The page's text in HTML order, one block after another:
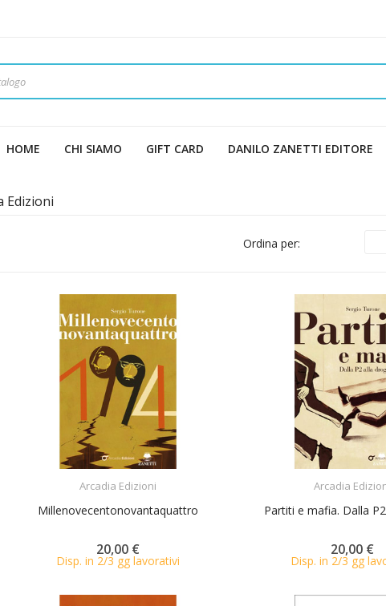
HOME CHI SIAMO GIFT CARD DANILO ZANETTI EDITORE
Edizioni
Ordina per:
Arcadia Edizioni
Millenovecentonovantaquattro
20,00 €
Disp. in 2/3 gg lavorativi
Arcadia
Partiti e mafia. Dalla
20,00 €
Disp. in 2/3 gg